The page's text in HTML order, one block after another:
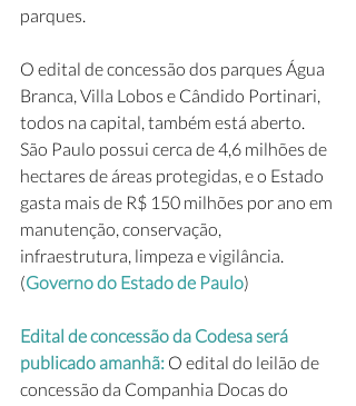
parques.
O edital de concessão dos parques Água
Branca, Villa Lobos e Cândido Portinari,
todos na capital, também está aberto.
São Paulo possui cerca de 4,6 milhões de
hectares de áreas protegidas, e o Estado
gasta mais de R$ 150 milhões por ano em
manutenção, conservação,
infraestrutura, limpeza e vigilância.
(Governo do Estado de Paulo)
Edital de concessão da Codesa será
publicado amanhã: O edital do leilão de
concessão da Companhia Docas do